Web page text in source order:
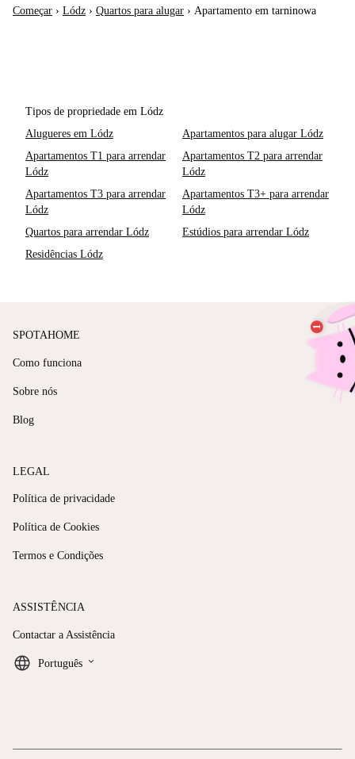
Começar › Lódz › Quartos para alugar › Apartamento em tarninowa
Tipos de propriedade em Lódz
Alugueres em Lódz
Apartamentos para alugar Lódz
Apartamentos T1 para arrendar
Lódz
Apartamentos T2 para arrendar
Lódz
Apartamentos T3 para arrendar
Lódz
Apartamentos T3+ para arrendar
Lódz
Quartos para arrendar Lódz
Estúdios para arrendar Lódz
Residências Lódz
SPOTAHOME
Como funciona
Sobre nós
Blog
LEGAL
Política de privacidade
Política de Cookies
Termos e Condições
ASSISTÊNCIA
Contactar a Assistência
Português keyboard_arrow_down